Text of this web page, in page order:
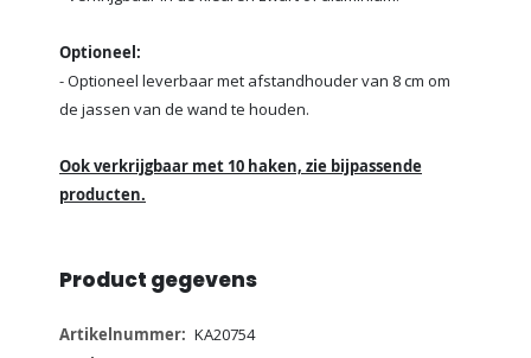
Optioneel:
- Optioneel leverbaar met afstandhouder van 8 cm om
de jassen van de wand te houden.
Ook verkrijgbaar met 10 haken, zie bijpassende
producten.
Product gegevens
Meer
KA20754